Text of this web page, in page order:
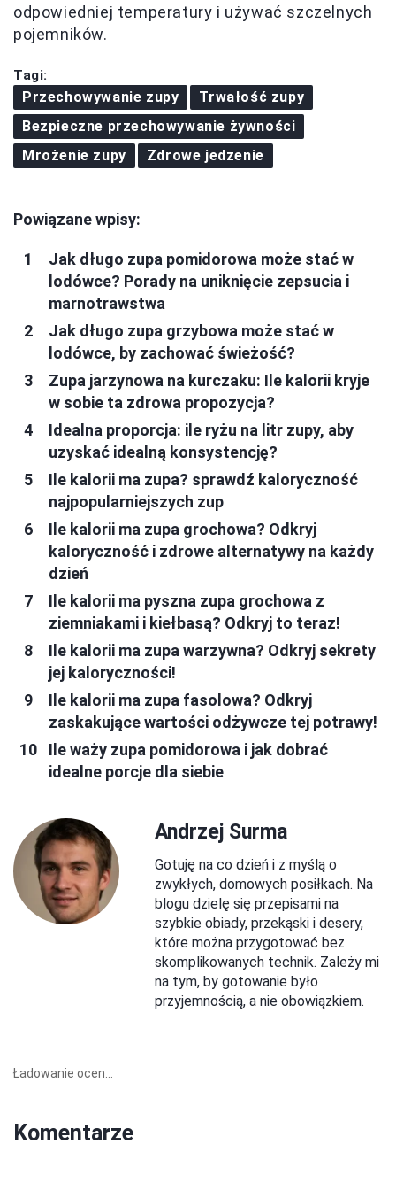
odpowiedniej temperatury i używać szczelnych
pojemników.
Tagi:
Przechowywanie zupy
Trwałość zupy
Bezpieczne przechowywanie żywności
Mrożenie zupy
Zdrowe jedzenie
Powiązane wpisy:
Jak długo zupa pomidorowa może stać w
lodówce? Porady na uniknięcie zepsucia i
marnotrawstwa
Jak długo zupa grzybowa może stać w
lodówce, by zachować świeżość?
Zupa jarzynowa na kurczaku: Ile kalorii kryje
w sobie ta zdrowa propozycja?
Idealna proporcja: ile ryżu na litr zupy, aby
uzyskać idealną konsystencję?
Ile kalorii ma zupa? sprawdź kaloryczność
najpopularniejszych zup
Ile kalorii ma zupa grochowa? Odkryj
kaloryczność i zdrowe alternatywy na każdy
dzień
Ile kalorii ma pyszna zupa grochowa z
ziemniakami i kiełbasą? Odkryj to teraz!
Ile kalorii ma zupa warzywna? Odkryj sekrety
jej kaloryczności!
Ile kalorii ma zupa fasolowa? Odkryj
zaskakujące wartości odżywcze tej potrawy!
Ile waży zupa pomidorowa i jak dobrać
idealne porcje dla siebie
Andrzej Surma
Gotuję na co dzień i z myślą o
zwykłych, domowych posiłkach. Na
blogu dzielę się przepisami na
szybkie obiady, przekąski i desery,
które można przygotować bez
skomplikowanych technik. Zależy mi
na tym, by gotowanie było
przyjemnością, a nie obowiązkiem.
Ładowanie ocen...
Komentarze